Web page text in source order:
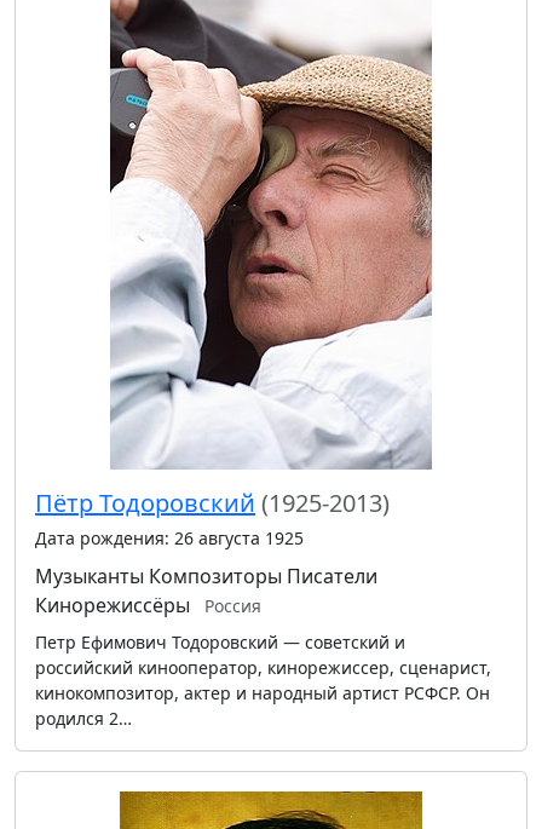
Пётр Тодоровский (1925-2013)
Дата рождения: 26 августа 1925
Музыканты Композиторы Писатели
Кинорежиссёры
Россия
Петр Ефимович Тодоровский — советский и
российский кинооператор, кинорежиссер, сценарист,
кинокомпозитор, актер и народный артист РСФСР. Он
родился 2…